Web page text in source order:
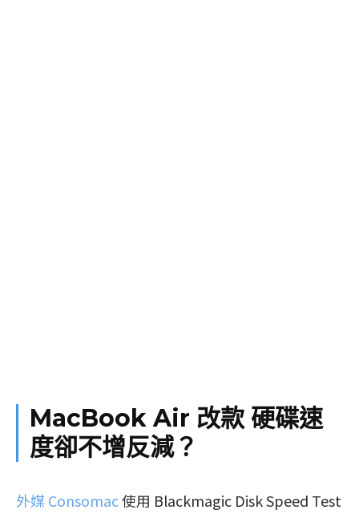
MacBook Air 改款 硬碟速
度卻不增反減？
外媒 Consomac使用 Blackmagic Disk Speed Test